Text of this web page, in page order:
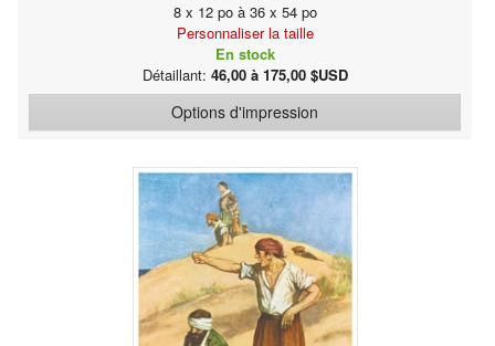
8 x 12 po à 36 x 54 po
Personnaliser la taille
En stock
Détaillant: 46,00 à 175,00 $USD
Options d'impression